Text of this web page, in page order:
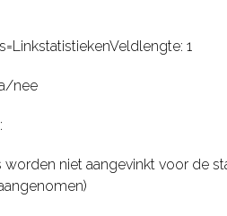
1
nee
worden niet aangevinkt voor de